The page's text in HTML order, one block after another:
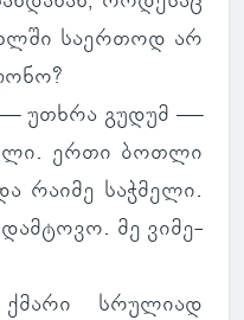
სა­ერ­თოდ არ
უთხრა გუდუმ —
ერთი ბოთლი
რაიმე საჭ­მელი.
დამ­ტოვო. მე ვი­მე­
სრუ­ლიად